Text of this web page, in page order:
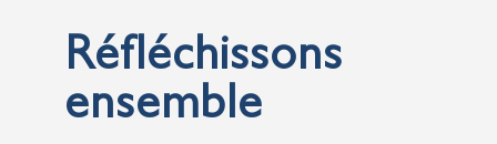
Réfléchissons
ensemble